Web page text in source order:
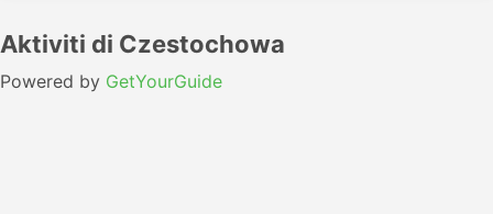
Aktiviti di Czestochowa
Powered by GetYourGuide